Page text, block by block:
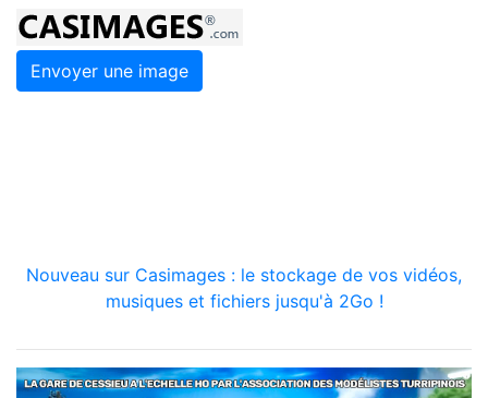
Envoyer une image
Nouveau sur Casimages : le stockage de vos vidéos,
musiques et fichiers jusqu'à 2Go !